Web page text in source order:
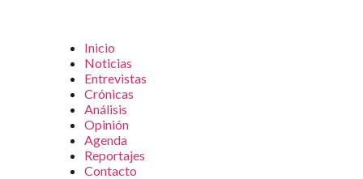
Inicio
Noticias
Entrevistas
Crónicas
Análisis
Opinión
Agenda
Reportajes
Contacto